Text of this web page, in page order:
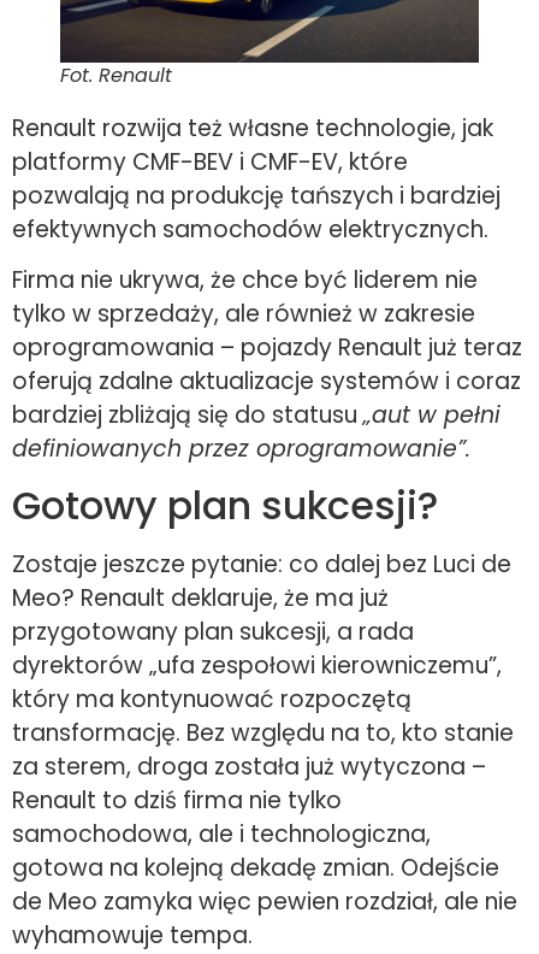
Fot. Renault
Renault rozwija też własne technologie, jak
platformy CMF-BEV i CMF-EV, które
pozwalają na produkcję tańszych i bardziej
efektywnych samochodów elektrycznych.
Firma nie ukrywa, że chce być liderem nie
tylko w sprzedaży, ale również w zakresie
oprogramowania – pojazdy Renault już teraz
oferują zdalne aktualizacje systemów i coraz
bardziej zbliżają się do statusu„aut w pełni
definiowanych przez oprogramowanie”.
Gotowy plan sukcesji?
Zostaje jeszcze pytanie: co dalej bez Luci de
Meo? Renault deklaruje, że ma już
przygotowany plan sukcesji, a rada
dyrektorów „ufa zespołowi kierowniczemu”,
który ma kontynuować rozpoczętą
transformację. Bez względu na to, kto stanie
za sterem, droga została już wytyczona –
Renault to dziś firma nie tylko
samochodowa, ale i technologiczna,
gotowa na kolejną dekadę zmian. Odejście
de Meo zamyka więc pewien rozdział, ale nie
wyhamowuje tempa.